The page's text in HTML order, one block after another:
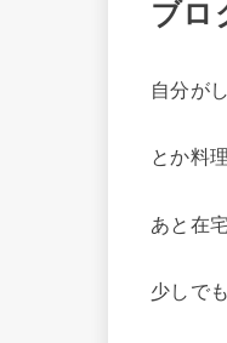
ブロ
自分が
とか料
あと在
少しで